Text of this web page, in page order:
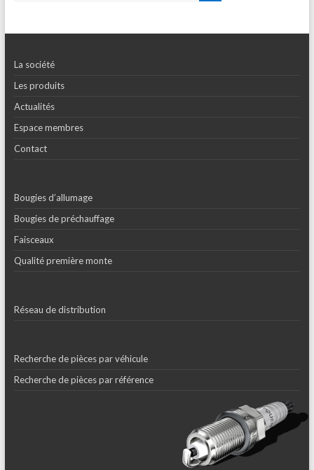
La société
Les produits
Actualités
Espace membres
Contact
Bougies d’allumage
Bougies de préchauffage
Faisceaux
Qualité première monte
Réseau de distribution
Recherche de pièces par véhicule
Recherche de pièces par référence